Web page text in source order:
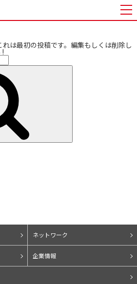
は最初の投稿です。編集もしくは削除し
!
ネットワーク
企業情報